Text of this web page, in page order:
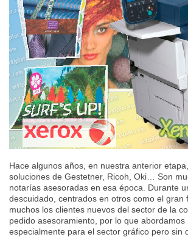
Hace algunos años, en nuestra anterior
soluciones de Gestetner, Ricoh, Oki… Son
notarías asesoradas en esa época. Durante
descuidado, centrados en otros como el
muchos los clientes nuevos del sector de la
pedido asesoramiento, por lo que
especialmente para el sector gráfico pero sin